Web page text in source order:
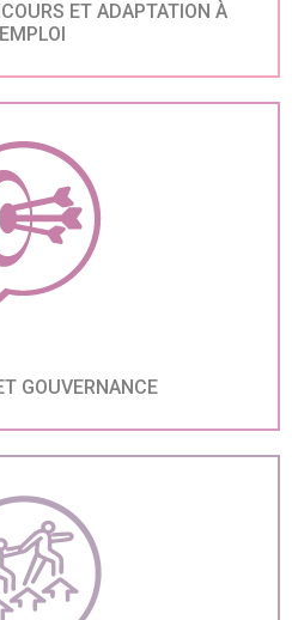
ET ADAPTATION À
GOUVERNANCE